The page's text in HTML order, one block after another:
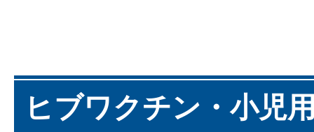
ヒブワクチン・小児